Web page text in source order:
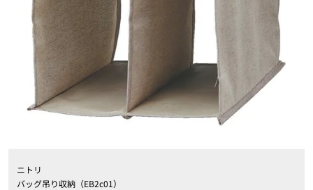
ニトリ
バッグ吊り収納（EB2c01）